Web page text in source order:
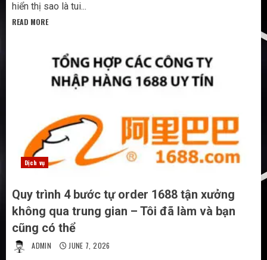
hiển thị sao là tui...
READ MORE
Dịch vụ
Quy trình 4 bước tự order 1688 tận xưởng
không qua trung gian – Tôi đã làm và bạn
cũng có thể
ADMIN JUNE 7, 2026